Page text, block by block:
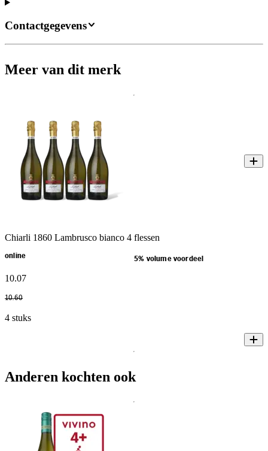
Contactgegevens
Meer van dit merk
Chiarli 1860 Lambrusco bianco 4 flessen
online 5% volume voordeel
10.07
10.60
4 stuks
Anderen kochten ook